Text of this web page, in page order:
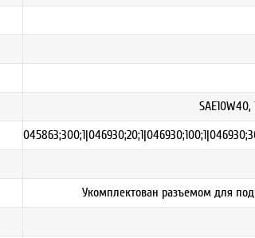
Укомплектован разъемом для